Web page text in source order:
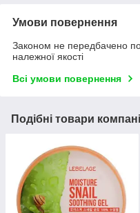
Умови повернення
Законом не передбачено
належної якості
Всі умови повернення
Подібні товари